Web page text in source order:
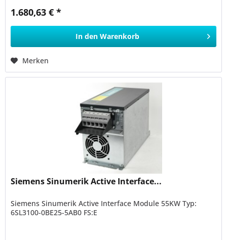
1.680,63 € *
In den Warenkorb
Merken
Siemens Sinumerik Active Interface...
Siemens Sinumerik Active Interface Module 55KW Typ:
6SL3100-0BE25-5AB0 FS:E